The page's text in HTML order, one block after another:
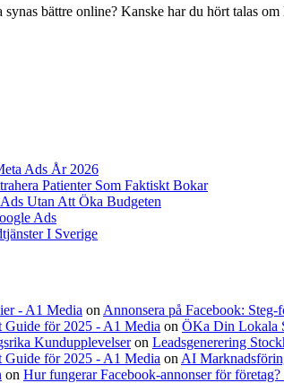
bättre online? Kanske har du hört talas
Ads År 2026
Patienter Som Faktiskt Bokar
Utan Att Öka Budgeten
Ads
I Sverige
- A1 Media on Annonsera på Facebook: Steg-
Guide för 2025 - A1 Media on ÖKa Din Lokala
Kundupplevelseron Leadsgenerering
Guide för 2025 - A1 Media on AI
on Hur fungerar Facebook-annonser för